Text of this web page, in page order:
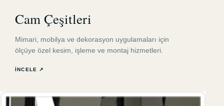
Cam Çeşitleri
Mimari, mobilya ve dekorasyon uygulamaları için
ölçüye özel kesim, işleme ve montaj hizmetleri.
İNCELE ↗